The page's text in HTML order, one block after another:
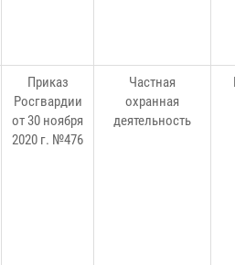
Приказ
Росгвардии
от 30 ноября
2020 г. №476
Частная
охранная
деятельность